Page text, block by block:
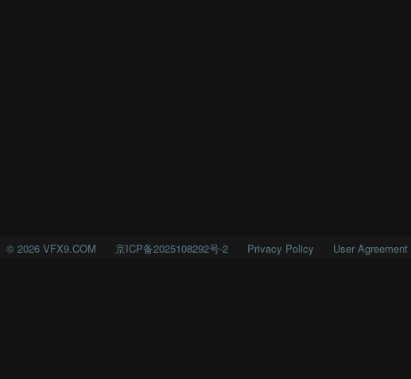
© 2026 VFX9.COM 京ICP备2025108292号-2 Privacy Policy User Agreement